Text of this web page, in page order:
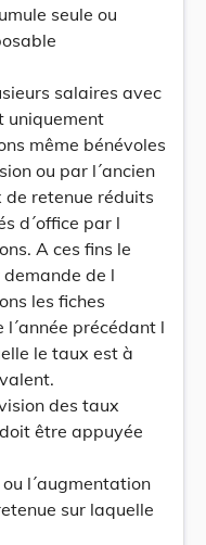
seule ou
salaires avec
uniquement
même bénévoles
ou par l´ancien
retenue réduits
d´office par l
A ces fins le
de l
les fiches
précédant l
le taux est à
des taux
être appuyée
l´augmentation
sur laquelle